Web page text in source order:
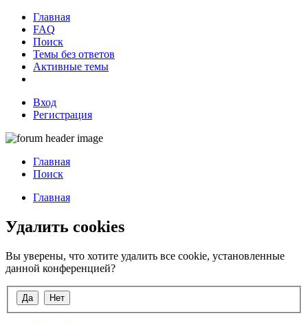
Главная
FAQ
Поиск
Темы без ответов
Активные темы
Вход
Регистрация
Главная
Поиск
Главная
Удалить cookies
Вы уверены, что хотите удалить все cookie, установленные
данной конференцией?